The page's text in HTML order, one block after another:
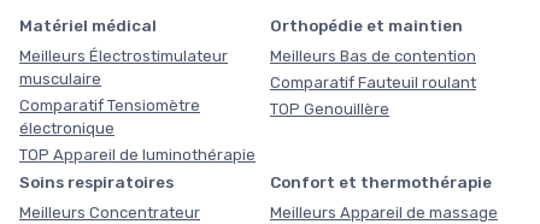
Matériel médical
Meilleurs Électrostimulateur
musculaire
Comparatif Tensiomètre
électronique
TOP Appareil de luminothérapie
Orthopédie et maintien
Meilleurs Bas de contention
Comparatif Fauteuil roulant
TOP Genouillère
Soins respiratoires
Meilleurs Concentrateur
Confort et thermothérapie
Meilleurs Appareil de massage